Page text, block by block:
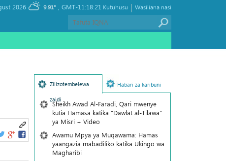
GMT-11:18:21
9.91° Wasiliana nasi
|
Kutuhusu
Zilizotembelewa
zaidi
Habari za karibuni
Sheikh Awad Al-Faradi, Qari mwenye
kutia Hamasa katika “Dawlat al-Tilawa”
ya Misri + Video
Awamu Mpya ya Muqawama: Hamas
yaangazia mabadiliko katika Ukingo wa
Magharibi